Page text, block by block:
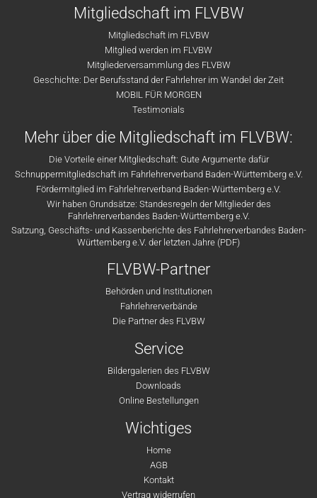
Mitgliedschaft im FLVBW
Mitgliedschaft im FLVBW
Mitglied werden im FLVBW
Mitgliederversammlung des FLVBW
Geschichte: Der Berufsstand der Fahrlehrer im Wandel der Zeit
MOBIL FÜR MORGEN
Testimonials
Mehr über die Mitgliedschaft im FLVBW:
Die Vorteile einer Mitgliedschaft: Gute Argumente dafür
Schnuppermitgliedschaft im Fahrlehrerverband Baden-Württemberg e.V.
Fördermitglied im Fahrlehrerverband Baden-Württemberg e.V.
Wir haben Grundsätze: Standesregeln der Mitglieder des
Fahrlehrerverbandes Baden-Württemberg e.V.
Satzung, Geschäfts- und Kassenberichte des Fahrlehrerverbandes Baden-
Württemberg e.V. der letzten Jahre (PDF)
FLVBW-Partner
Behörden und Institutionen
Fahrlehrerverbände
Die Partner des FLVBW
Service
Bildergalerien des FLVBW
Downloads
Online Bestellungen
Wichtiges
Home
AGB
Kontakt
Vertrag widerrufen